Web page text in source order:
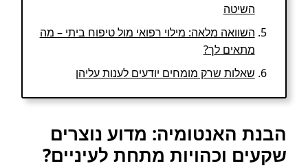
השיטה
השוואה מלאה: מילוי רפואי מול טיפוח ביתי – מה
מתאים לך?
שאלות שרק מומחים יודעים לענות עליהן
הבנת האנטומיה: מדוע נוצרים
שקעים וכהויות מתחת לעיניים?